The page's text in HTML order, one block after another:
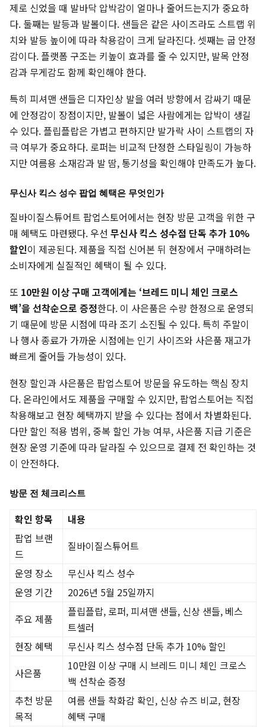
제로 신었을 때 발바닥 압박감이 얼마나 줄어드는지가 중요하
다. 둘째는 발등과 발볼이다. 샌들은 같은 사이즈라도 스트랩 위
치와 발등 높이에 따라 착용감이 크게 달라진다. 셋째는 굽 안정
감이다. 플랫폼 구조는 키높이 효과를 줄 수 있지만, 발목 안정
감과 무게감도 함께 확인해야 한다.
특히 피셔맨 샌들은 디자인상 발을 여러 방향에서 감싸기 때문
에 안정감이 장점이지만, 발볼이 넓은 사람에게는 압박이 생길
수 있다. 플립플랍은 가볍고 편하지만 발가락 사이 스트랩의 자
극 여부가 중요하다. 로퍼는 비교적 단정한 스타일링이 가능하
지만 여름용 소재감과 발 땀, 통기성을 확인해야 만족도가 높다.
무신사 킥스 성수 팝업 혜택은 무엇인가
질바이질스튜어트 팝업스토어에서는 현장 방문 고객을 위한 구
매 혜택도 마련됐다. 우선 무신사 킥스 성수점 단독 추가 10%
할인이 제공된다. 제품을 직접 신어본 뒤 현장에서 구매하려는
소비자에게 실질적인 혜택이 될 수 있다.
또 10만원 이상 구매 고객에게는 ‘브레드 미니 체인 크로스
백’을 선착순으로 증정한다. 이 사은품은 수량 한정으로 운영되
기 때문에 방문 시점에 따라 조기 소진될 수 있다. 특히 주말이
나 행사 종료가 가까운 시점에는 인기 사이즈와 사은품 재고가
빠르게 줄어들 가능성이 있다.
현장 할인과 사은품은 팝업스토어 방문을 유도하는 핵심 장치
다. 온라인에서도 제품을 구매할 수 있지만, 팝업스토어는 직접
착용해보고 현장 혜택까지 받을 수 있다는 점에서 차별화된다.
다만 할인 적용 범위, 중복 할인 가능 여부, 사은품 지급 기준은
현장 운영 기준에 따라 달라질 수 있으므로 결제 전 확인하는 것
이 안전하다.
방문 전 체크리스트
확인 항목
내용
팝업 브랜
드
질바이질스튜어트
운영 장소
무신사 킥스 성수
운영 기간
2026년 5월 25일까지
주요 제품
플립플랍, 로퍼, 피셔맨 샌들, 신상 샌들, 베스
트셀러
현장 혜택
무신사 킥스 성수점 단독 추가 10% 할인
사은품
10만원 이상 구매 시 브레드 미니 체인 크로스
백 선착순 증정
추천 방문
목적
여름 샌들 착화감 확인, 신상 슈즈 비교, 현장
혜택 구매